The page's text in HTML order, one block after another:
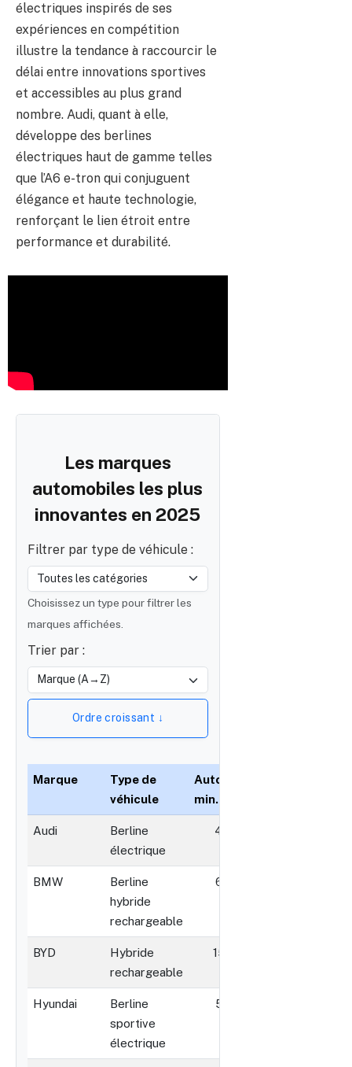
électriques inspirés de ses
expériences en compétition
illustre la tendance à raccourcir le
délai entre innovations sportives
et accessibles au plus grand
nombre. Audi, quant à elle,
développe des berlines
électriques haut de gamme telles
que l’A6 e-tron qui conjuguent
élégance et haute technologie,
renforçant le lien étroit entre
performance et durabilité.
Les marques
automobiles les plus
innovantes en 2025
Filtrer par type de véhicule :
Choisissez un type pour filtrer les
marques affichées.
Trier par :
Ordre croissant ↓
Marque
Type de
véhicule
Autonomie
min. (km)
Audi
Berline
électrique
450
BMW
Berline
hybride
rechargeable
600
BYD
Hybride
rechargeable
1500
Hyundai
Berline
sportive
électrique
500